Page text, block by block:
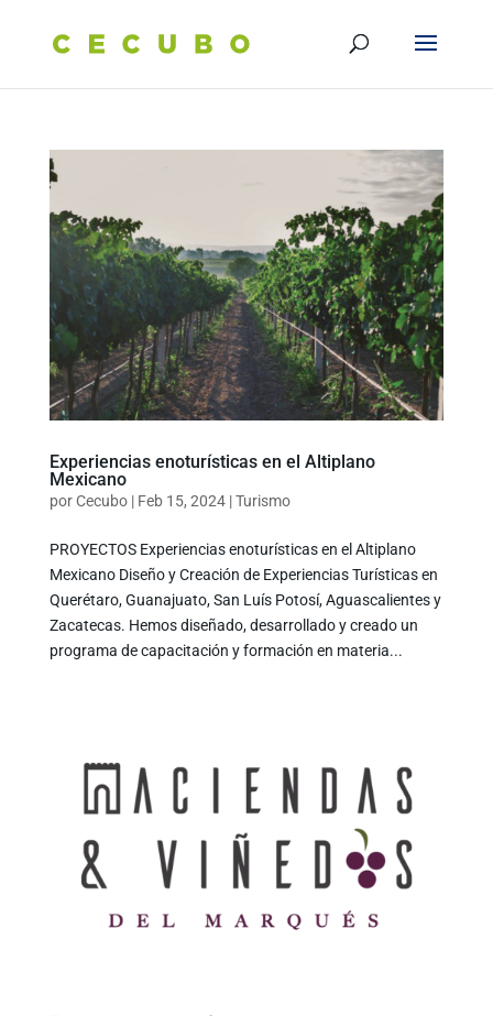
Experiencias enoturísticas en el Altiplano
Mexicano
porCecubo| Feb 15, 2024|Turismo
PROYECTOS Experiencias enoturísticas en el Altiplano
Mexicano Diseño y Creación de Experiencias Turísticas en
Querétaro, Guanajuato, San Luís Potosí, Aguascalientes y
Zacatecas. Hemos diseñado, desarrollado y creado un
programa de capacitación y formación en materia...